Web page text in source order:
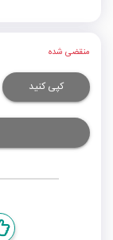
منقضی شده
کپی کنید